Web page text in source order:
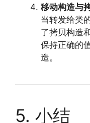
移动构造与
当转发给类
了拷贝构造
保持正确的
造。
5. 小结